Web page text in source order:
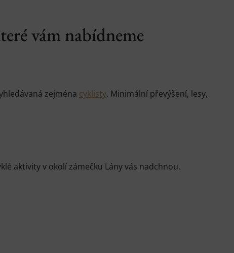
vám nabídneme
zejména cyklisty. Minimální převýšení, lesy,
aktivity v okolí zámečku Lány vás nadchnou.